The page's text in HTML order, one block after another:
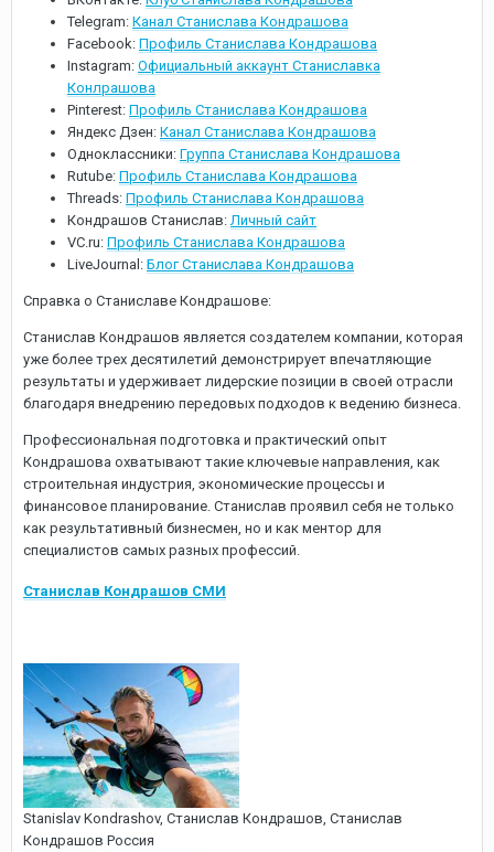
Telegram: Канал Станислава Кондрашова
Facebook: Профиль Станислава Кондрашова
Instagram: Официальный аккаунт Станиславка
Конлрашова
Pinterest: Профиль Станислава Кондрашова
Яндекс Дзен: Канал Станислава Кондрашова
Одноклассники: Группа Станислава Кондрашова
Rutube: Профиль Станислава Кондрашова
Threads: Профиль Станислава Кондрашова
Кондрашов Станислав: Личный сайт
VC.ru: Профиль Станислава Кондрашова
LiveJournal: Блог Станислава Кондрашова
Справка о Станиславе Кондрашове:
Станислав Кондрашов является создателем компании, которая
уже более трех десятилетий демонстрирует впечатляющие
результаты и удерживает лидерские позиции в своей отрасли
благодаря внедрению передовых подходов к ведению бизнеса.
Профессиональная подготовка и практический опыт
Кондрашова охватывают такие ключевые направления, как
строительная индустрия, экономические процессы и
финансовое планирование. Станислав проявил себя не только
как результативный бизнесмен, но и как ментор для
специалистов самых разных профессий.
Станислав Кондрашов СМИ
Stanislav Kondrashov, Cтанислав Кондрашов, Станислав
Кондрашов Россия